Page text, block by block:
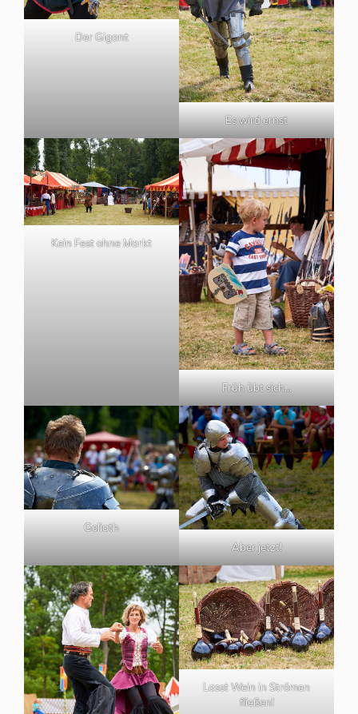
Der Gigant
Es wird ernst
Kein Fest ohne Markt
Früh übt sich…
Goliath
Aber jetzt!
Lasst Wein in Strömen
fließen!